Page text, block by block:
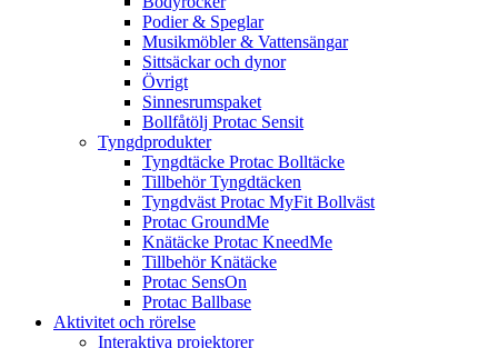
Podier & Speglar
Musikmöbler & Vattensängar
Sittsäckar och dynor
Övrigt
Sinnesrumspaket
Bollfåtölj Protac Sensit
Tyngdprodukter
Tyngdtäcke Protac Bolltäcke
Tillbehör Tyngdtäcken
Tyngdväst Protac MyFit Bollväst
Protac GroundMe
Knätäcke Protac KneedMe
Tillbehör Knätäcke
Protac SensOn
Protac Ballbase
Aktivitet och rörelse
Interaktiva projektorer